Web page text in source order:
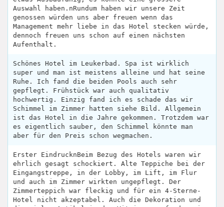
Auswahl haben.nRundum haben wir unsere Zeit
genossen würden uns aber freuen wenn das
Management mehr liebe in das Hotel stecken würde,
dennoch freuen uns schon auf einen nächsten
Aufenthalt.
Schönes Hotel im Leukerbad. Spa ist wirklich
super und man ist meistens alleine und hat seine
Ruhe. Ich fand die beiden Pools auch sehr
gepflegt. Frühstück war auch qualitativ
hochwertig. Einzig fand ich es schade das wir
Schimmel im Zimmer hatten siehe Bild. Allgemein
ist das Hotel in die Jahre gekommen. Trotzdem war
es eigentlich sauber, den Schimmel könnte man
aber für den Preis schon wegmachen.
Erster EindrucknBeim Bezug des Hotels waren wir
ehrlich gesagt schockiert. Alte Teppiche bei der
Eingangstreppe, in der Lobby, im Lift, im Flur
und auch im Zimmer wirkten ungepflegt. Der
Zimmerteppich war fleckig und für ein 4-Sterne-
Hotel nicht akzeptabel. Auch die Dekoration und